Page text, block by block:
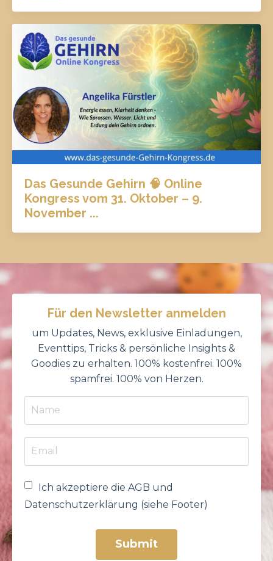
Das Gesunde Gehirn 🧠 Online
Kongress vom 31. Oktober – 9.
November ...
Für den Newsletter anmelden
um Updates, News, exklusive Einladungen,
Eventtips, Tricks & persönliche Insights &
Goodies zu erhalten. 100% kostenfrei. 100%
spamfrei. 100% von Herzen.
Ich akzeptiere die AGB und
Datenschutzerklärung (siehe Footer)
Submit